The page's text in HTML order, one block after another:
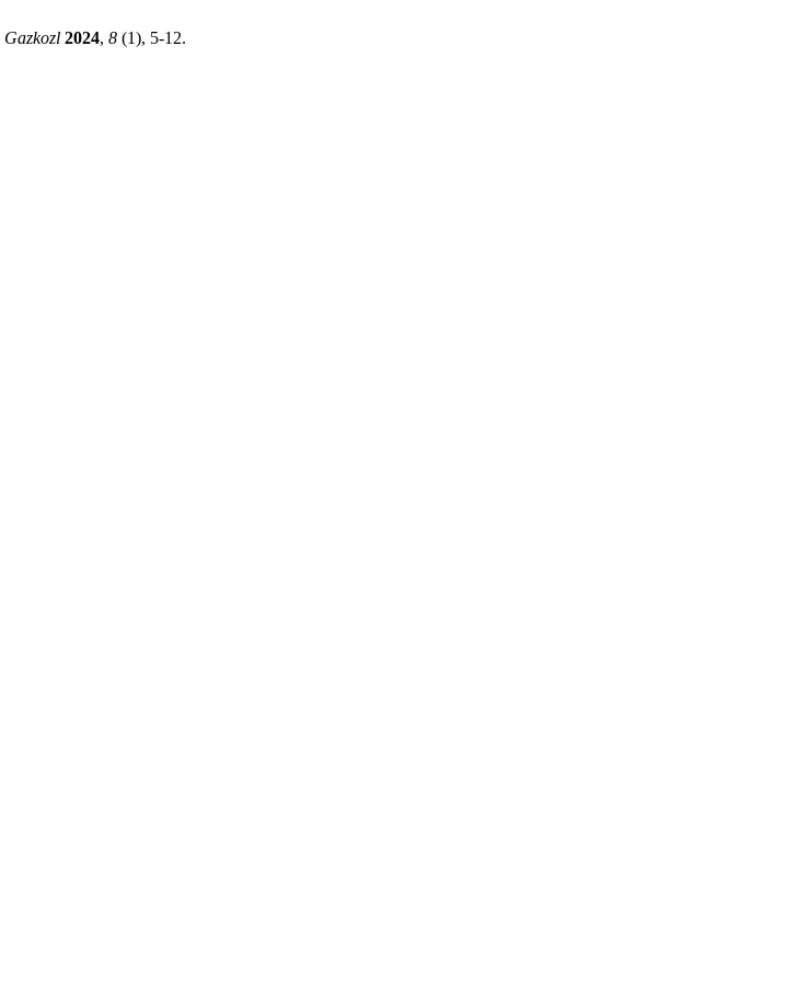
Gazkozl 2024, 8 (1), 5-12.